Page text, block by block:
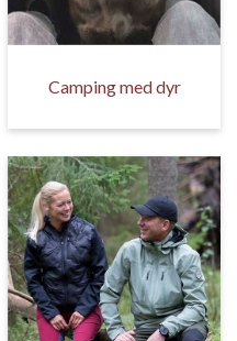
Camping med dyr